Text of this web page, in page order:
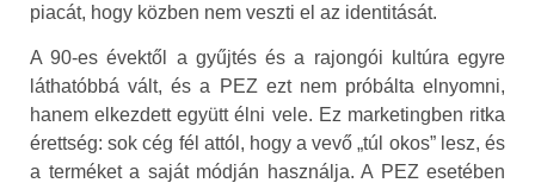
piacát, hogy közben nem veszti el az identitását.
A 90-es évektől a gyűjtés és a rajongói kultúra egyre
láthatóbbá vált, és a PEZ ezt nem próbálta elnyomni,
hanem elkezdett együtt élni vele. Ez marketingben ritka
érettség: sok cég fél attól, hogy a vevő „túl okos” lesz, és
a terméket a saját módján használja. A PEZ esetében